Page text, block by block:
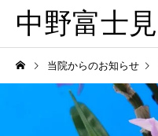
中野富士
当院からのお知らせ